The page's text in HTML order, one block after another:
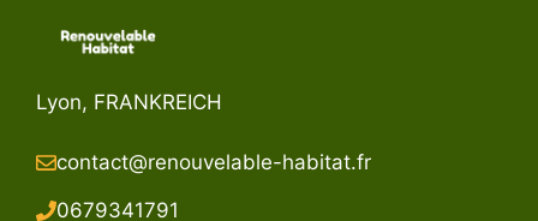
Lyon, FRANKREICH
contact@renouvelable-habitat.fr
0679341791